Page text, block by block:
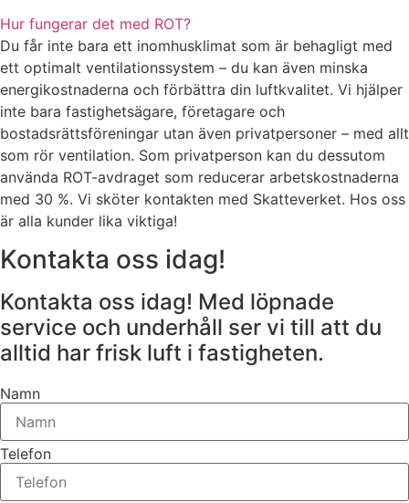
Hur fungerar det med ROT?
Du får inte bara ett inomhusklimat som är behagligt med
ett optimalt ventilationssystem – du kan även minska
energikostnaderna och förbättra din luftkvalitet. Vi hjälper
inte bara fastighetsägare, företagare och
bostadsrättsföreningar utan även privatpersoner – med allt
som rör ventilation. Som privatperson kan du dessutom
använda ROT-avdraget som reducerar arbetskostnaderna
med 30 %. Vi sköter kontakten med Skatteverket. Hos oss
är alla kunder lika viktiga!
Kontakta oss idag!
Kontakta oss idag! Med löpnade
service och underhåll ser vi till att du
alltid har frisk luft i fastigheten.
Namn
Telefon